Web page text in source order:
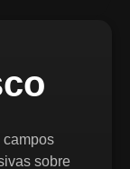
campos
sobre